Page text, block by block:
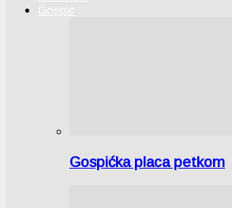
Gospić
Gospićka placa petkom